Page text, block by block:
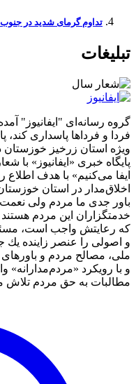
تداوم گرمای شدید در جنوب ایران/دمای
تبلیغات
گروه رسانه‌ای "ایفانیوز"
فردا و فرداها پاسداری
ویژه استان زرخیز خوزستان
پایگاه خبری «ایفانیوز» با
ایفا می‌کنیم» با هدف
اخلاق‌مدار در استان
باور جدی ما مردم ولی
خدمتگزاران این مردم
كه رعایتش واجب است،
و اصولی را عنصر زاینده یك
ملی، مصالح مردم و باورهای
و با رویكرد
مطالبات به حق مردم تلاش